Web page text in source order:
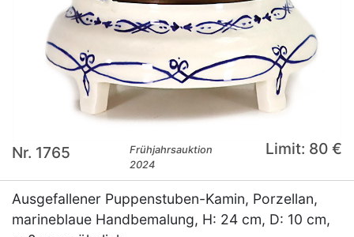
Nr. 1765
Frühjahrsauktion
2024
Limit: 80 €
Ausgefallener Puppenstuben-Kamin, Porzellan,
marineblaue Handbemalung, H: 24 cm, D: 10 cm,